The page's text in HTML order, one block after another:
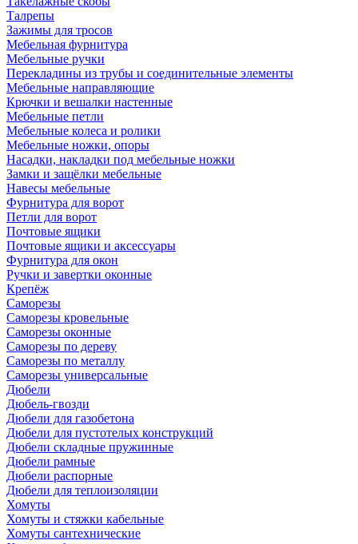
Талрепы
Зажимы для тросов
Мебельная фурнитура
Мебельные ручки
Перекладины из трубы и соединительные элементы
Мебельные направляющие
Крючки и вешалки настенные
Мебельные петли
Мебельные колеса и ролики
Мебельные ножки, опоры
Насадки, накладки под мебельные ножки
Замки и защёлки мебельные
Навесы мебельные
Фурнитура для ворот
Петли для ворот
Почтовые ящики
Почтовые ящики и аксессуары
Фурнитура для окон
Ручки и завертки оконные
Крепёж
Саморезы
Саморезы кровельные
Саморезы оконные
Саморезы по дереву
Саморезы по металлу
Саморезы универсальные
Дюбели
Дюбель-гвозди
Дюбели для газобетона
Дюбели для пустотелых конструкций
Дюбели складные пружинные
Дюбели рамные
Дюбели распорные
Дюбели для теплоизоляции
Хомуты
Хомуты и стяжки кабельные
Хомуты сантехнические